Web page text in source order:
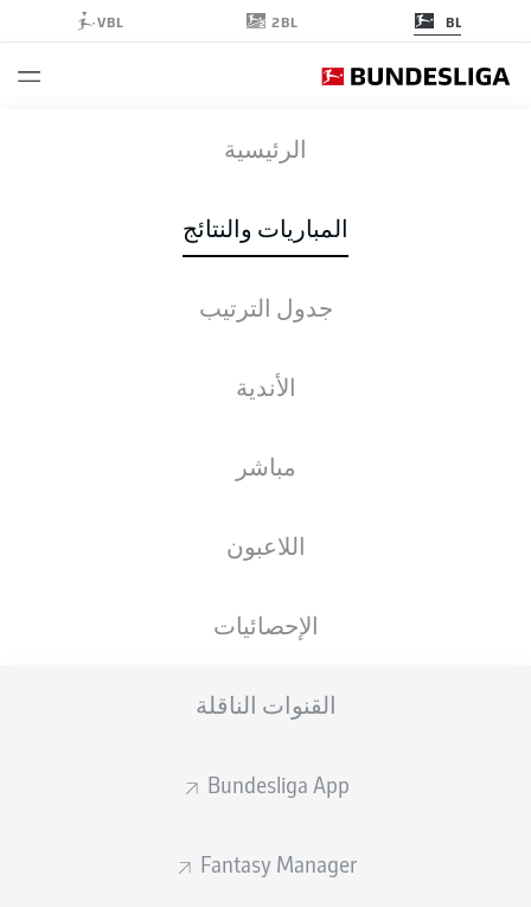
BL
2BL
VBL
الرئيسية
المباريات والنتائج
جدول الترتيب
الأندية
مباشر
اللاعبون
الإحصائيات
القنوات الناقلة
Bundesliga App
Fantasy Manager
2
3
الأخبار التشكيلات الإحصائيات
1.66